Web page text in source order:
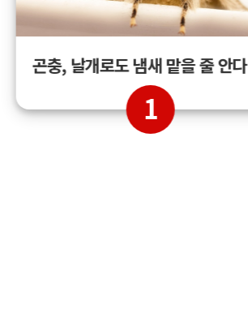
곤충, 날개로도 냄새 맡을 줄 안다
1